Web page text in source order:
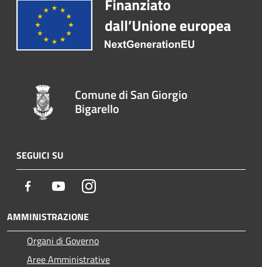
Comune di San Giorgio
Bigarello
SEGUICI SU
Facebook YoutubeInstagram
AMMINISTRAZIONE
Organi di Governo
Aree Amministrative